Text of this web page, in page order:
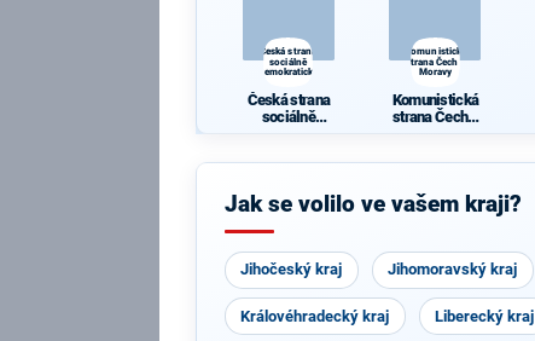
Česká strana
sociálně
demokratická
Česká strana
sociálně
Komunistická
strana Čech a
Moravy
Komunistická
strana Čech a
Jak se volilo ve vašem kraji?
Jihočeský kraj Jihomoravský kraj
Královéhradecký kraj Liberecký kraj